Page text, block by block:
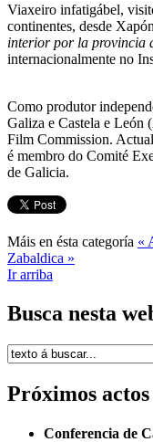
Viaxeiro infatigábel,
continentes, desde
interior por la provincia
internacionalmente no
Como produtor
Galiza e Castela e
Film Commission.
é membro do Comité
de Galicia.
Máis en ésta categoría «
Zabaldica »
Ir arriba
Busca nesta
Próximos actos
Conferencia de